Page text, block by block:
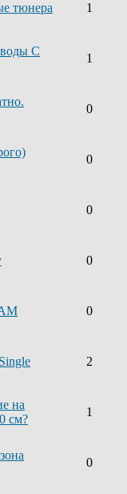
тюнера 1
С
1
0
0
0
0
0
2
на
см?
1
0